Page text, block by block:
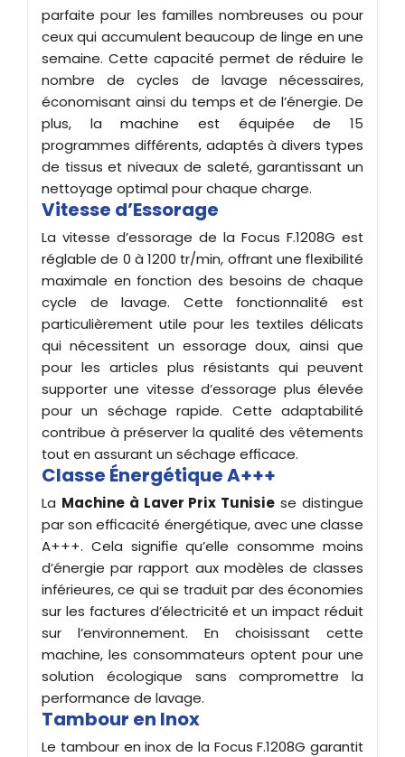
parfaite pour les familles nombreuses ou pour
ceux qui accumulent beaucoup de linge en une
semaine. Cette capacité permet de réduire le
nombre de cycles de lavage nécessaires,
économisant ainsi du temps et de l’énergie. De
plus, la machine est équipée de 15
programmes différents, adaptés à divers types
de tissus et niveaux de saleté, garantissant un
nettoyage optimal pour chaque charge.
Vitesse d’Essorage
La vitesse d’essorage de la Focus F.1208G est
réglable de 0 à 1200 tr/min, offrant une flexibilité
maximale en fonction des besoins de chaque
cycle de lavage. Cette fonctionnalité est
particulièrement utile pour les textiles délicats
qui nécessitent un essorage doux, ainsi que
pour les articles plus résistants qui peuvent
supporter une vitesse d’essorage plus élevée
pour un séchage rapide. Cette adaptabilité
contribue à préserver la qualité des vêtements
tout en assurant un séchage efficace.
Classe Énergétique A+++
La Machine à Laver Prix Tunisie se distingue
par son efficacité énergétique, avec une classe
A+++. Cela signifie qu’elle consomme moins
d’énergie par rapport aux modèles de classes
inférieures, ce qui se traduit par des économies
sur les factures d’électricité et un impact réduit
sur l’environnement. En choisissant cette
machine, les consommateurs optent pour une
solution écologique sans compromettre la
performance de lavage.
Tambour en Inox
Le tambour en inox de la Focus F.1208G garantit